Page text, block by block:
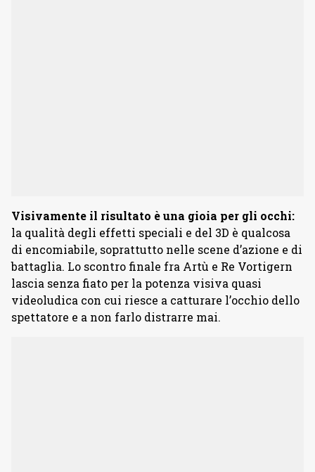
Visivamente il risultato è una gioia per gli occhi:
la qualità degli effetti speciali e del 3D è qualcosa
di encomiabile, soprattutto nelle scene d’azione e di
battaglia. Lo scontro finale fra Artù e Re Vortigern
lascia senza fiato per la potenza visiva quasi
videoludica con cui riesce a catturare l’occhio dello
spettatore e a non farlo distrarre mai.